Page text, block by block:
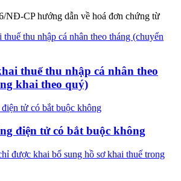
NĐ-CP hướng dẫn về hoá đơn chứng từ
thuế thu nhập cá nhân theo
khai theo quý)
điện tử có bắt buộc không